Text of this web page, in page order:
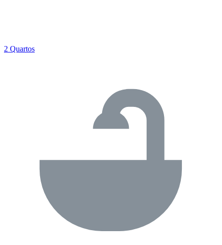
2 Quartos